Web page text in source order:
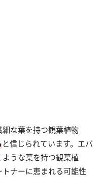
な葉を持つ観葉植物
と信じられています。エバ
うな葉を持つ観葉植
ナーに恵まれる可能性